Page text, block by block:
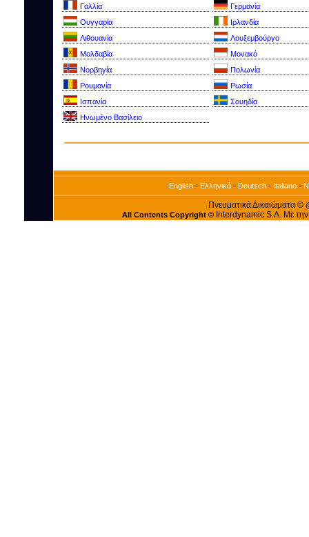
Γαλλία
Γερμανία
Ουγγαρία
Ιρλανδία
Λιθουανία
Λουξεμβούργο
Μολδαβία
Μονακό
Νορβηγία
Πολωνία
Ρουμανία
Ρωσία
Ισπανία
Σουηδία
Ηνωμένο Βασίλειο
English- Ελληνικά- Deutsch- Italiano-
Πνευματικά Δικαιώματα ©
All Contents Copyright ©Interdynamic S.A. Με την